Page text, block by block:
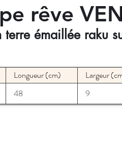
rêve
terre émaillée raku
Longueur (cm)
Largeur
48 9